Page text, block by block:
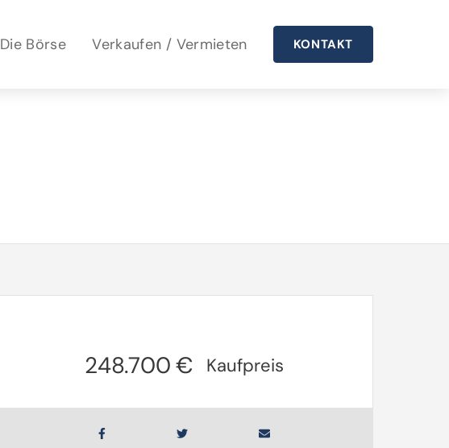
Die Börse Verkaufen / Vermieten KONTAKT
248.700 € Kaufpreis